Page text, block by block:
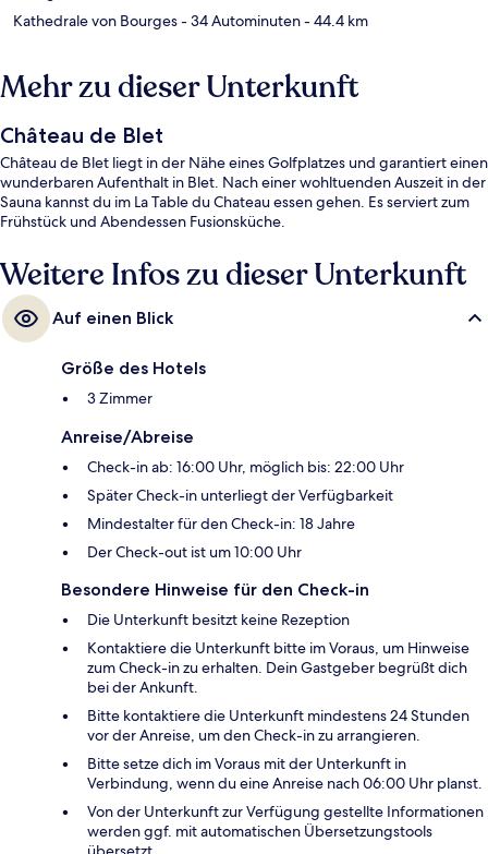
Kathedrale von Bourges- 34 Autominuten- 44.4 km
Mehr zu dieser Unterkunft
Château de Blet
Château de Blet liegt in der Nähe eines Golfplatzes und garantiert einen
wunderbaren Aufenthalt in Blet. Nach einer wohltuenden Auszeit in der
Sauna kannst du im La Table du Chateau essen gehen. Es serviert zum
Frühstück und Abendessen Fusionsküche.
Weitere Infos zu dieser Unterkunft
Auf einen Blick
Größe des Hotels
3 Zimmer
Anreise/Abreise
Check-in ab: 16:00 Uhr, möglich bis: 22:00 Uhr
Später Check-in unterliegt der Verfügbarkeit
Mindestalter für den Check-in: 18 Jahre
Der Check-out ist um 10:00 Uhr
Besondere Hinweise für den Check-in
Die Unterkunft besitzt keine Rezeption
Kontaktiere die Unterkunft bitte im Voraus, um Hinweise
zum Check-in zu erhalten. Dein Gastgeber begrüßt dich
bei der Ankunft.
Bitte kontaktiere die Unterkunft mindestens 24 Stunden
vor der Anreise, um den Check-in zu arrangieren.
Bitte setze dich im Voraus mit der Unterkunft in
Verbindung, wenn du eine Anreise nach 06:00 Uhr planst.
Von der Unterkunft zur Verfügung gestellte Informationen
werden ggf. mit automatischen Übersetzungstools